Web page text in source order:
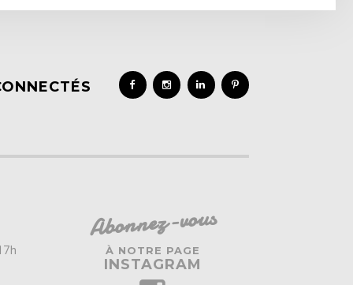
Abonnez-vous
À NOTRE PAGE
INSTAGRAM